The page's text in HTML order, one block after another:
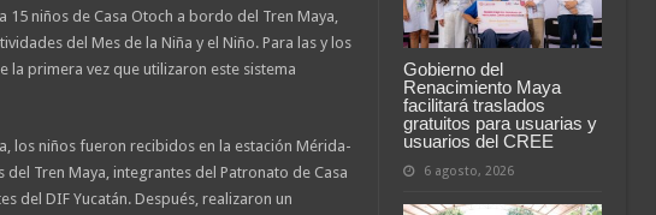
Gobierno del
Renacimiento Maya
facilitará traslados
gratuitos para usuarias y
usuarios del CREE
6 agosto, 2026
15 niños de Casa Otoch a bordo del Tren Maya,
del Mes de la Niña y el Niño. Para las y los
la primera vez que utilizaron este sistema
los niños fueron recibidos en la estación Mérida-
del Tren Maya, integrantes del Patronato de Casa
del DIF Yucatán. Después, realizaron un